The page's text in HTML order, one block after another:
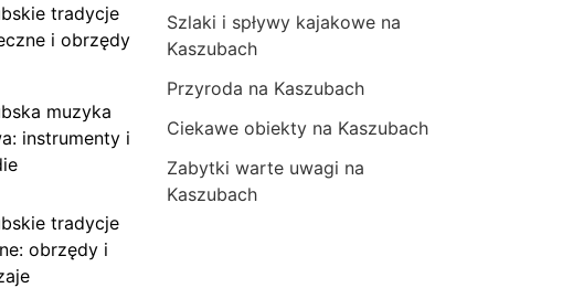
tradycje
i obrzędy
muzyka
instrumenty i
tradycje
obrzędy i
Szlaki i spływy kajakowe na
Kaszubach
Przyroda na Kaszubach
Ciekawe obiekty na Kaszubach
Zabytki warte uwagi na
Kaszubach